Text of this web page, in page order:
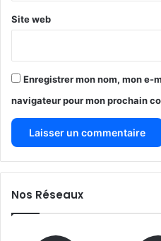
Site web
Enregistrer mon nom, mon e-
navigateur pour mon prochain
Nos Réseaux